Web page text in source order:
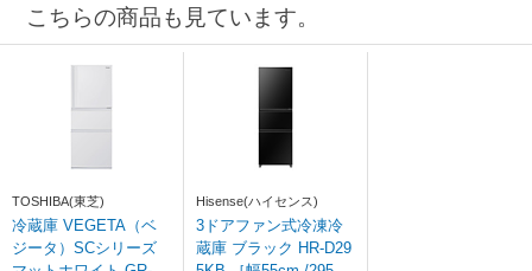
こちらの商品も見ています。
TOSHIBA(東芝)
冷蔵庫 VEGETA（ベ
ジータ）SCシリーズ
Hisense(ハイセンス)
3ドアファン式冷凍冷
蔵庫 ブラック HR-D29